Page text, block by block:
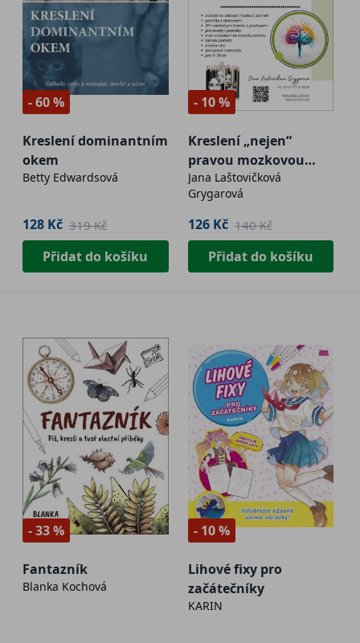
- 60 %
Kreslení dominantním
okem
Betty Edwardsová
128 Kč 319 Kč
Přidat do košíku
- 10 %
Kreslení „nejen“
pravou mozkovou
hemisférou – 2. vydání
Jana Laštovičková
Grygarová
126 Kč 140 Kč
Přidat do košíku
- 33 %
Fantazník
Blanka Kochová
- 10 %
Lihové fixy pro
začátečníky
KARIN